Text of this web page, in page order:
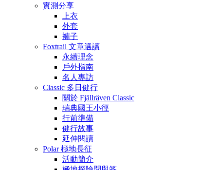
實測分享
上衣
外套
褲子
Foxtrail 文章選讀
永續理念
戶外指南
名人專訪
Classic 多日健行
關於 Fjällräven Classic
瑞典國王小徑
行前準備
健行故事
延伸閱讀
Polar 極地長征
活動簡介